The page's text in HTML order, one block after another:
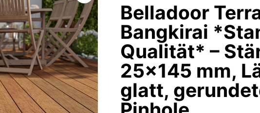
Belladoor
Bangkirai
Qualität* –
25×145 mm,
glatt,